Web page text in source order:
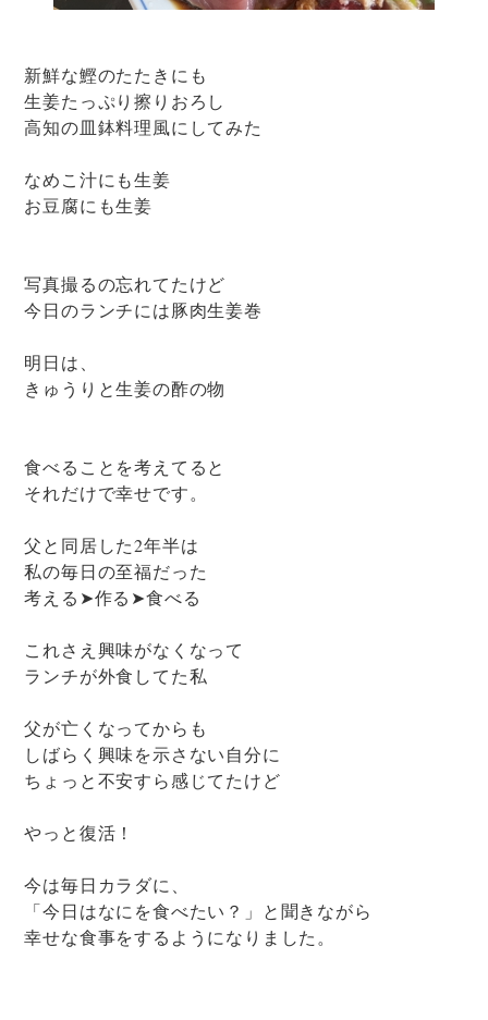
新鮮な鰹のたたきにも
生姜たっぷり擦りおろし
高知の皿鉢料理風にしてみた
なめこ汁にも生姜
お豆腐にも生姜
写真撮るの忘れてたけど
今日のランチには豚肉生姜巻
明日は、
きゅうりと生姜の酢の物
食べることを考えてると
それだけで幸せです。
父と同居した2年半は
私の毎日の至福だった
考える➤作る➤食べる
これさえ興味がなくなって
ランチが外食してた私
父が亡くなってからも
しばらく興味を示さない自分に
ちょっと不安すら感じてたけど
やっと復活！
今は毎日カラダに、
「今日はなにを食べたい？」と聞きながら
幸せな食事をするようになりました。